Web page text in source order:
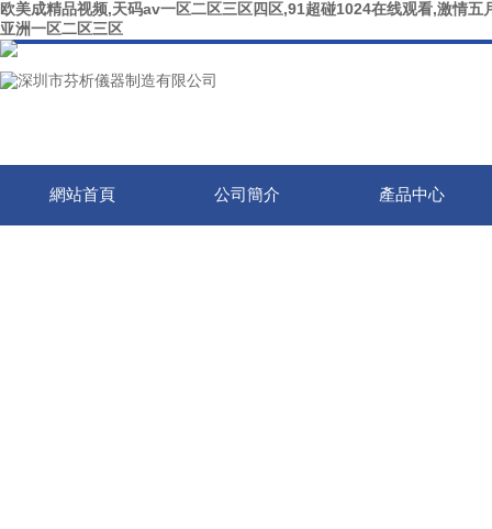
欧美成精品视频,天码av一区二区三区四区,91超碰1024在线观看,激情
亚洲一区二区三区
網站首頁 公司簡介 產品中心